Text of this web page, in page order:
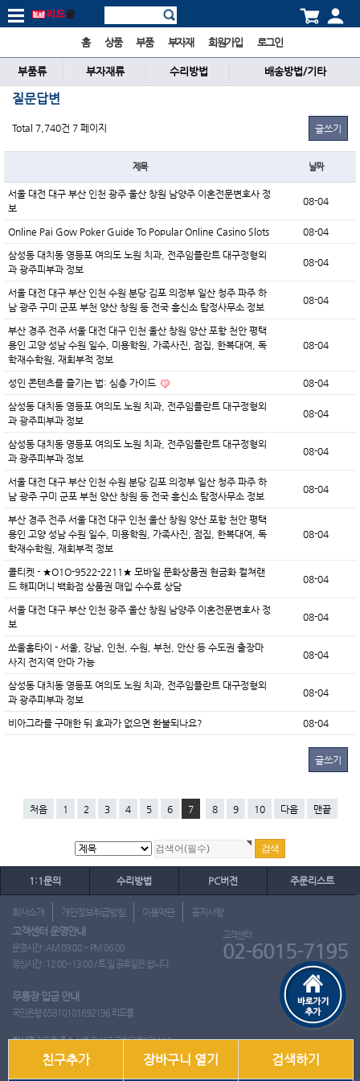
홈 상품 부품 부자재 회원가입 로그인
부품류 부자재류 수리방법 배송방법/기타
질문답변
Total 7,740건 7 페이지 글쓰기
제목 날짜
서울 대전 대구 부산 인천 광주 울산 창원 남양주 이혼전문변호사 정
보
08-04
Online Pai Gow Poker Guide To Popular Online Casino Slots 08-04
삼성동 대치동 영등포 여의도 노원 치과, 전주임플란트 대구정형외
과 광주피부과 정보
08-04
서울 대전 대구 부산 인천 수원 분당 김포 의정부 일산 청주 파주 하
남 광주 구미 군포 부천 양산 창원 등 전국 흥신소 탐정사무소 정보
08-04
부산 경주 전주 서울 대전 대구 인천 울산 창원 양산 포항 천안 평택
용인 고양 성남 수원 일수, 미용학원, 가족사진, 점집, 한복대여, 독
학재수학원, 재회부적 정보
08-04
성인 콘텐츠를 즐기는 법: 심층 가이드 08-04
삼성동 대치동 영등포 여의도 노원 치과, 전주임플란트 대구정형외
과 광주피부과 정보
08-04
삼성동 대치동 영등포 여의도 노원 치과, 전주임플란트 대구정형외
과 광주피부과 정보
08-04
서울 대전 대구 부산 인천 수원 분당 김포 의정부 일산 청주 파주 하
남 광주 구미 군포 부천 양산 창원 등 전국 흥신소 탐정사무소 정보
08-04
부산 경주 전주 서울 대전 대구 인천 울산 창원 양산 포항 천안 평택
용인 고양 성남 수원 일수, 미용학원, 가족사진, 점집, 한복대여, 독
학재수학원, 재회부적 정보
08-04
콜티켓 - ★O1O-9522-2211★ 모바일 문화상품권 현금화 컬쳐랜
드 해피머니 백화점 상품권 매입 수수료 상담
08-04
서울 대전 대구 부산 인천 광주 울산 창원 남양주 이혼전문변호사 정
보
08-04
쏘울홈타이 - 서울, 강남, 인천, 수원, 부천, 안산 등 수도권 출장마
사지 전지역 안마 가능
08-04
삼성동 대치동 영등포 여의도 노원 치과, 전주임플란트 대구정형외
과 광주피부과 정보
08-04
비아그라를 구매한 뒤 효과가 없으면 환불되나요? 08-04
글쓰기
처음 1 2 3 4 5 6 7 8 9 10 다음 맨끝
1:1문의 수리방법 PC버전 주문리스트
회사소개 개인정보취급방침 이용약관 공지사항
고객센터 운영안내
운영시간 : AM 09:00 ~ PM 06:00
점심시간 : 12:00~13:00 / 토.일.공휴일은 쉽니다.
고객센터
02-6015-7195
무통장 입금 안내
국민은행 65810101692196 리드몰
회사명리드몰주소서울 강서구 국회대로7길 126
사업자 등록번호412-10-97537 이영은전화02-6015-7195
친구추가 장바구니 열기 검색하기